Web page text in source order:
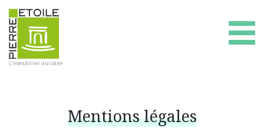
L'immobilier durable
Mentions légales